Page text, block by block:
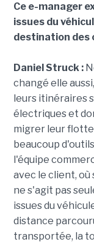
Ce e-manager
issues du
destination des
Daniel Struck :
changé elle
leurs itinéraires
électriques et
migrer leur
beaucoup
l'équipe
avec le client, où
ne s'agit pas
issues du
distance
transportée, la